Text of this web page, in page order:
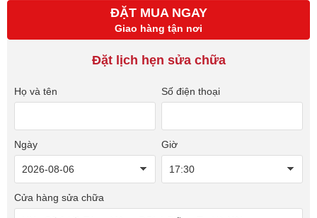
ĐẶT MUA NGAY
Giao hàng tận nơi
Đặt lịch hẹn sửa chữa
Họ và tên Số điện thoại
Ngày Giờ
Cửa hàng sửa chữa